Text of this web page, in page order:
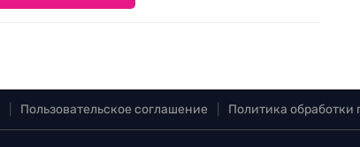
Пользовательское соглашение Политика